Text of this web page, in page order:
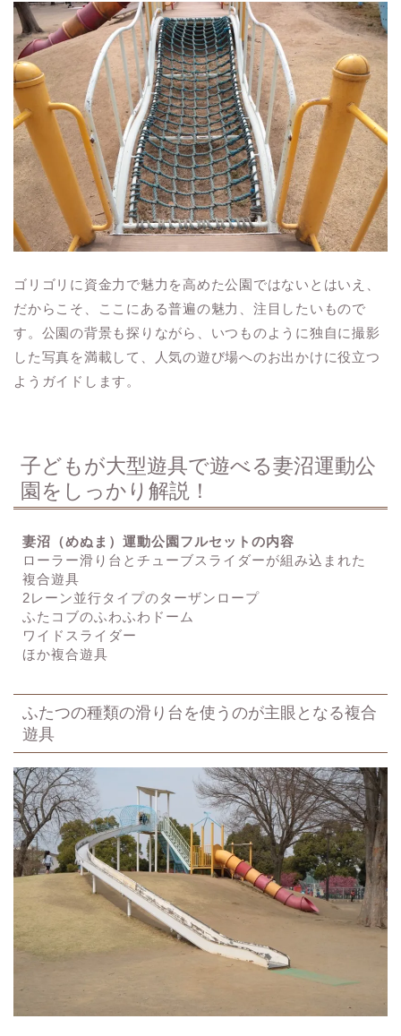
ゴリゴリに資金力で魅力を高めた公園ではないとはいえ、
だからこそ、ここにある普遍の魅力、注目したいもので
す。公園の背景も探りながら、いつものように独自に撮影
した写真を満載して、人気の遊び場へのお出かけに役立つ
ようガイドします。
子どもが大型遊具で遊べる妻沼運動公
園をしっかり解説！
妻沼（めぬま）運動公園フルセットの内容
ローラー滑り台とチューブスライダーが組み込まれた
複合遊具
2レーン並行タイプのターザンロープ
ふたコブのふわふわドーム
ワイドスライダー
ほか複合遊具
ふたつの種類の滑り台を使うのが主眼となる複合
遊具